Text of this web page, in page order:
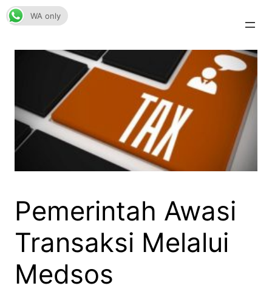
Skip
to
Pemerintah Awasi
Transaksi Melalui
Medsos
WA only